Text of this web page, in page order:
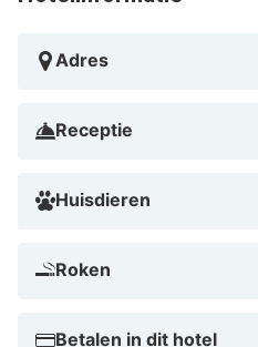
Adres
Receptie
Huisdieren
Roken
Betalen in dit hotel